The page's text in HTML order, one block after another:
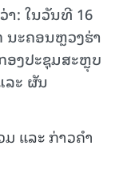
າ: ໃນວັນທີ 16
ະຄອນຫຼວງຮ່າ
ອງປະຊຸມສະຫຼຸບ
ລະ ຜັນ
ມ ແລະ ກ່າວຄຳ